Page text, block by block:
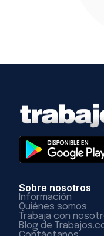
Sobre nosotros
Información
Quiénes somos
Trabaja con
Blog de